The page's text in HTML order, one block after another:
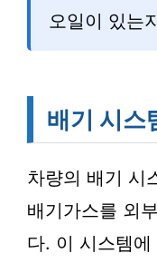
오일이 있는
배기 시스
차량의 배기 시
배기가스를 외
다. 이 시스템